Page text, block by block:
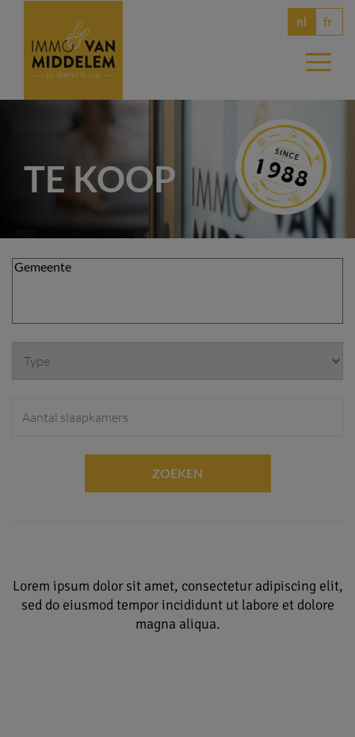
nl fr
TE KOOP
ZOEKEN
Lorem ipsum dolor sit amet, consectetur adipiscing elit,
sed do eiusmod tempor incididunt ut labore et dolore
magna aliqua.